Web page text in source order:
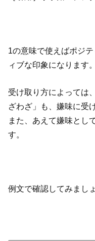
1の意味で使えばポジ
ィブな印象になります。
受け取り方によっては
ざわざ」も、嫌味に受
また、あえて嫌味とし
す。
例文で確認してみまし